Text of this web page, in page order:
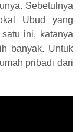
Sebetulnya
Ubud yang
ini, katanya
banyak. Untuk
pribadi dari